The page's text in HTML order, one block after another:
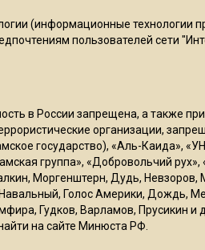
(информационные технологии
пользователей сети
в России запрещена, а также
организации,
государство), «Аль-Каида»,
группа», «Добровольчий
Моргенштерн, Дудь,
Голос Америки, Дождь,
Гудков, Варламов, Прусикин и
на сайте Минюста РФ.